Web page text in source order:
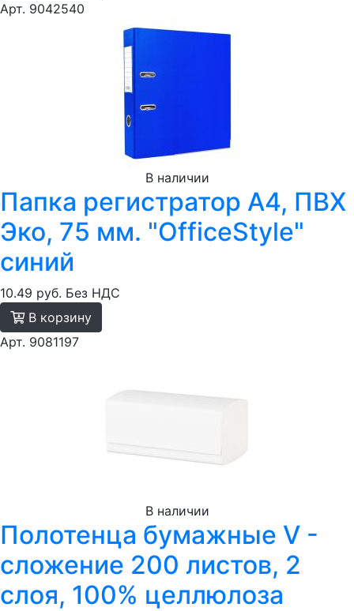
Арт. 9042540
В наличии
Папка регистратор А4, ПВХ
Эко, 75 мм. "OfficeStyle"
синий
10.49 руб. Без НДС
В корзину
Арт. 9081197
В наличии
Полотенца бумажные V -
сложение 200 листов, 2
слоя, 100% целлюлоза